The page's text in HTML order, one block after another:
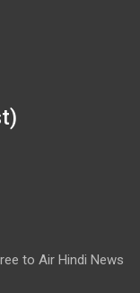
to Air Hindi News